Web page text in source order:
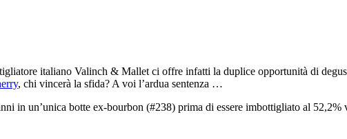
italiano Valinch & Mallet ci offre infatti la duplice opportunità di
, chi vincerà la sfida? A voi l’ardua sentenza …
in un’unica botte ex-bourbon (#238) prima di essere imbottigliato al 52,2%